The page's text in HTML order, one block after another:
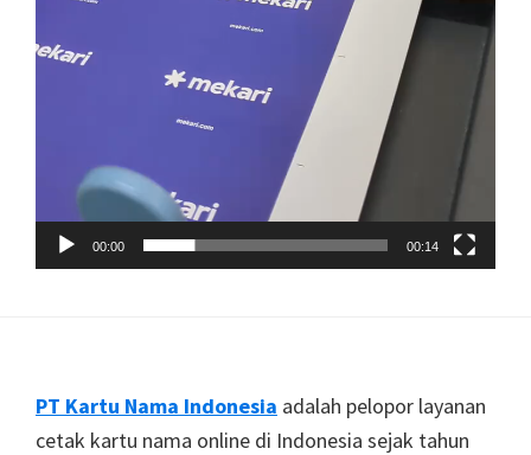
00:00 00:14
Footer
PT Kartu Nama Indonesia adalah pelopor layanan
cetak kartu nama online di Indonesia sejak tahun